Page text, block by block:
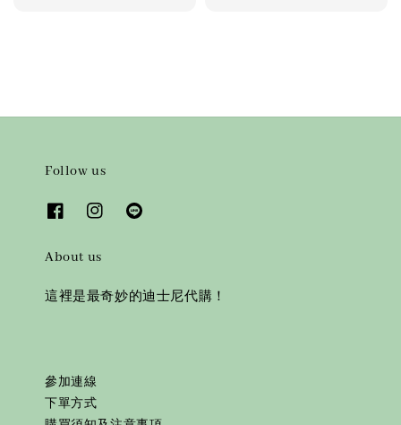
Follow us
About us
這裡是最奇妙的迪士尼代購！
參加連線
下單方式